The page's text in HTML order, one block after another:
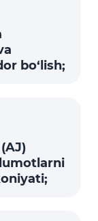
bo‘lish;